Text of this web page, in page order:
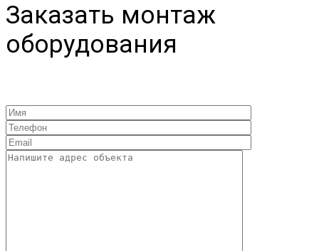
Заказать монтаж
оборудования